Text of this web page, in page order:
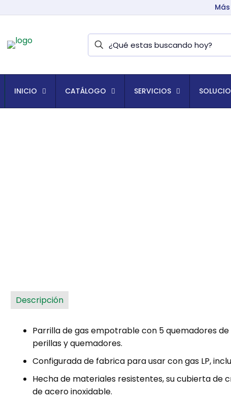
INICIO CATÁLOGO SERVICIOS
Descripción
Parrilla de gas empotrable con 5 quemadores
perillas y quemadores.
Configurada de fabrica para usar con gas LP,
Hecha de materiales resistentes, su cubierta de
de acero inoxidable.